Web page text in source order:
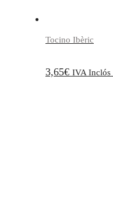
Tocino Ibèric
3,65€ IVA Inclós